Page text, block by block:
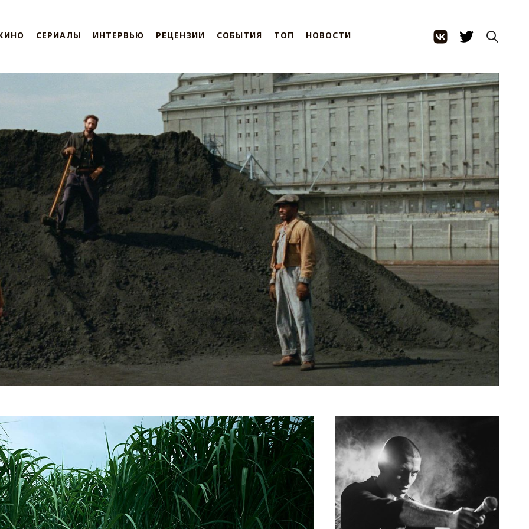
СЕРИАЛЫ ИНТЕРВЬЮ РЕЦЕНЗИИ СОБЫТИЯ ТОП НОВОСТИ